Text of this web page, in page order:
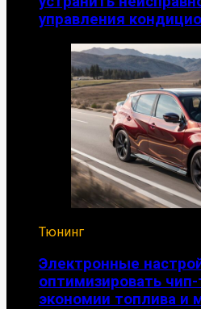
управления
Тюнинг
Электронные
оптимизировать
экономии топлива и